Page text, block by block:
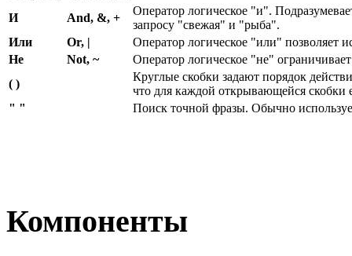
И
And, &, +
Оператор логическое "и".
запросу "свежая" и "рыба".
Или
Or, |
Оператор логическое "или" позволяет
Не
Not, ~
Оператор логическое "не"
( )
Круглые скобки задают порядок
что для каждой открывающейся скобки
" "
Поиск точной фразы. Обычно
Компоненты